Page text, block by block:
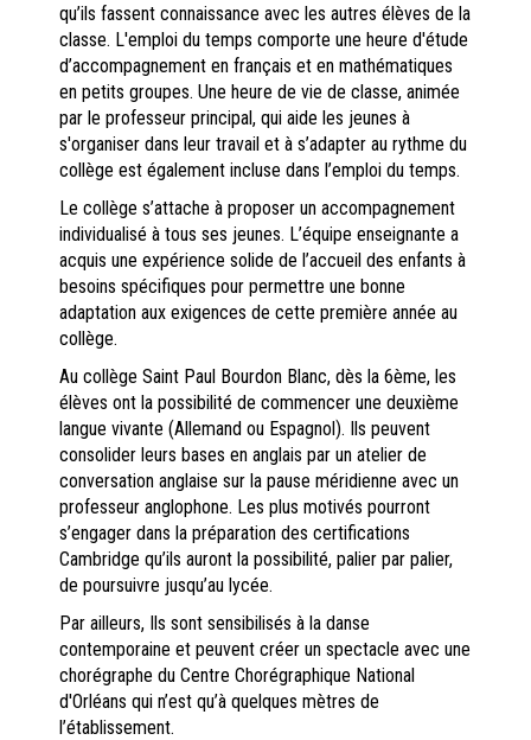
qu’ils fassent connaissance avec les autres élèves de la
classe. L'emploi du temps comporte une heure d'étude
d’accompagnement en français et en mathématiques
en petits groupes. Une heure de vie de classe, animée
par le professeur principal, qui aide les jeunes à
s'organiser dans leur travail et à s’adapter au rythme du
collège est également incluse dans l’emploi du temps.
Le collège s’attache à proposer un accompagnement
individualisé à tous ses jeunes. L’équipe enseignante a
acquis une expérience solide de l’accueil des enfants à
besoins spécifiques pour permettre une bonne
adaptation aux exigences de cette première année au
collège.
Au collège Saint Paul Bourdon Blanc, dès la 6ème, les
élèves ont la possibilité de commencer une deuxième
langue vivante (Allemand ou Espagnol). Ils peuvent
consolider leurs bases en anglais par un atelier de
conversation anglaise sur la pause méridienne avec un
professeur anglophone. Les plus motivés pourront
s’engager dans la préparation des certifications
Cambridge qu’ils auront la possibilité, palier par palier,
de poursuivre jusqu’au lycée.
Par ailleurs, Ils sont sensibilisés à la danse
contemporaine et peuvent créer un spectacle avec une
chorégraphe du Centre Chorégraphique National
d'Orléans qui n’est qu’à quelques mètres de
l’établissement.